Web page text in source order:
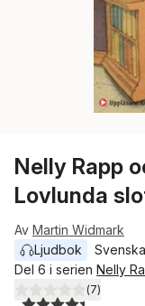
Nelly Rapp
Lovlunda
Av Martin Widmark
Ljudbok
Svenska
Del 6 i serien Nelly
4,4utav 5 stjärnor.
(7)